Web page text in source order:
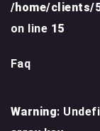
/home/clients/
on line 15
Faq
Warning: